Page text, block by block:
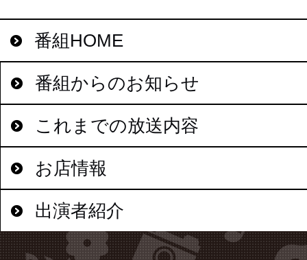
番組HOME
番組からのお知らせ
これまでの放送内容
お店情報
出演者紹介